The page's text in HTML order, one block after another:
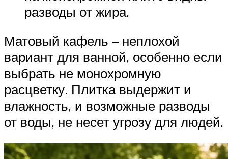
разводы от жира.
Матовый кафель – неплохой
вариант для ванной, особенно если
выбрать не монохромную
расцветку. Плитка выдержит и
влажность, и возможные разводы
от воды, не несет угрозу для людей.